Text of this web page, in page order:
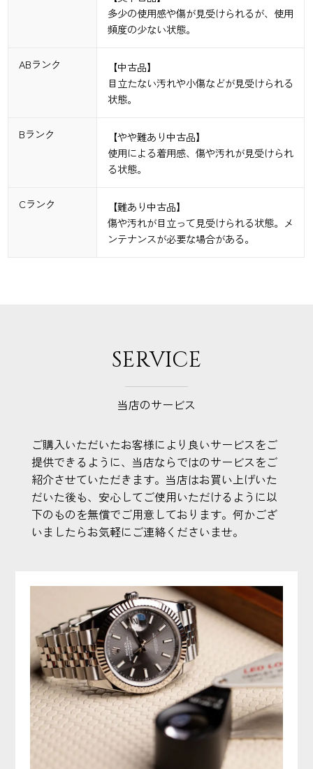
多少の使用感や傷が見受けられるが、使用
頻度の少ない状態。
ABランク
【中古品】
目立たない汚れや小傷などが見受けられる
状態。
Bランク
【やや難あり中古品】
使用による着用感、傷や汚れが見受けられ
る状態。
Cランク
【難あり中古品】
傷や汚れが目立って見受けられる状態。メ
ンテナンスが必要な場合がある。
SERVICE
当店のサービス
ご購入いただいたお客様により良いサービスをご
提供できるように、当店ならではのサービスをご
紹介させていただきます。当店はお買い上げいた
だいた後も、安心してご使用いただけるように以
下のものを無償でご用意しております。何かござ
いましたらお気軽にご連絡くださいませ。